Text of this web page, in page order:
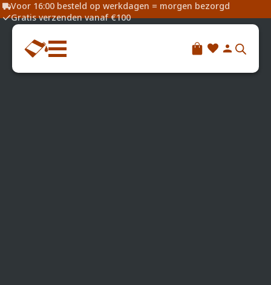
Voor 16:00 besteld op werkdagen = morgen bezorgd
Gratis verzenden vanaf €100